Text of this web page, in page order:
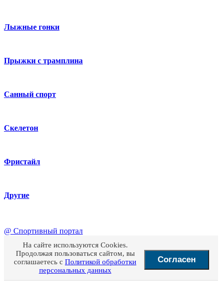
Лыжные гонки
Прыжки с трамплина
Санный спорт
Скелетон
Фристайл
Другие
@ Спортивный портал
На сайте используются Cookies.
Продолжая пользоваться сайтом, вы
соглашаетесь с Политикой обработки
персональных данных
Согласен